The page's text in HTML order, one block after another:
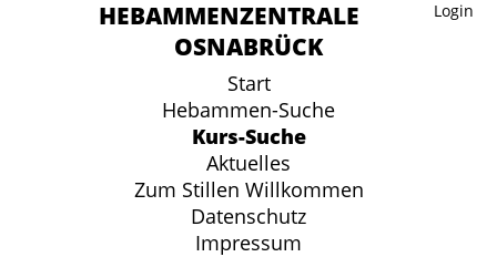
Login
HEBAMMENZENTRALE
OSNABRÜCK
Start
Hebammen-Suche
Kurs-Suche
Aktuelles
Zum Stillen Willkommen
Datenschutz
Impressum
Login
HEBAMMENZENTRALE
OSNABRÜCK
Start
Hebammen-Suche
Kurs-Suche
Aktuelles
Zum Stillen Willkommen
Datenschutz
Impressum